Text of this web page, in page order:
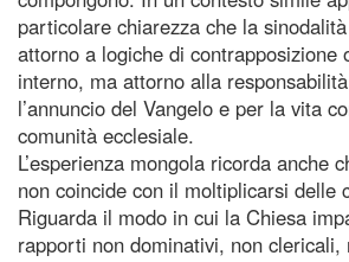
particolare chiarezza che la
attorno a logiche di contrapposizione
interno, ma attorno alla
l’annuncio del Vangelo e per la vita
comunità ecclesiale.
L’esperienza mongola ricorda anche
non coincide con il moltiplicarsi delle
Riguarda il modo in cui la Chiesa
rapporti non dominativi, non clericali,